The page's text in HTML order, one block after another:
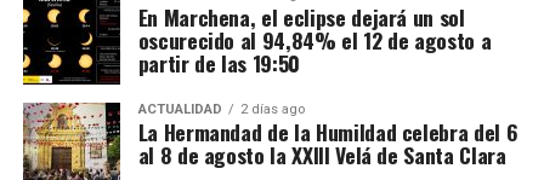
La jornada ordinaria es de 35 horas semanales. Las
horas adicionales deben pagarse con los siguientes
recargos:
De la hora 36 a la 43: un 25% más.
En Marchena, el eclipse dejará un sol
oscurecido al 94,84% el 12 de agosto a
partir de las 19:50
ACTUALIDAD 2 días ago
La Hermandad de la Humildad celebra del 6
al 8 de agosto la XXIII Velá de Santa Clara